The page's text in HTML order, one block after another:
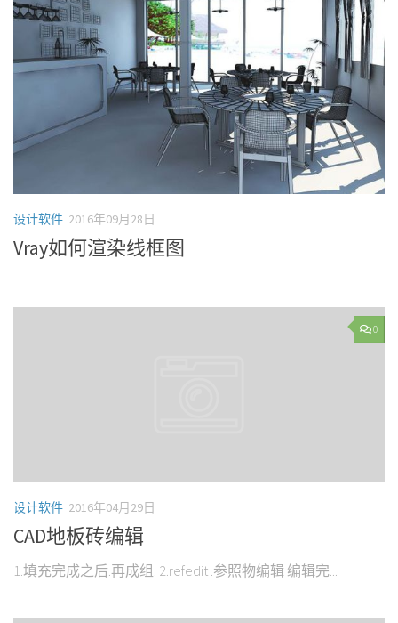
设计软件 2016年09月28日
Vray如何渲染线框图
0
设计软件 2016年04月29日
CAD地板砖编辑
1.填充完成之后.再成组. 2.refedit .参照物编辑 编辑完...